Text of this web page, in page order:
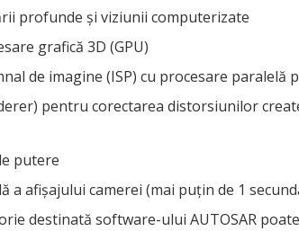
profunde și viziunii computerizate
grafică 3D (GPU)
de imagine (ISP) cu procesare
pentru corectarea distorsiunilor
putere
a afișajului camerei (mai puțin de 1
destinată software-ului AUTOSAR